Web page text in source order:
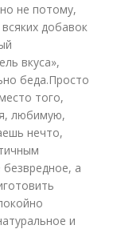
не потому,
добавок
вкуса»,
беда.Просто
того,
любимую,
нечто,
безвредное, а
и